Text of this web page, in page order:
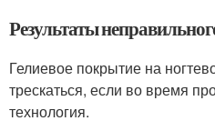
Результаты
Гелиевое покрытие на
трескаться, если во время
технология.